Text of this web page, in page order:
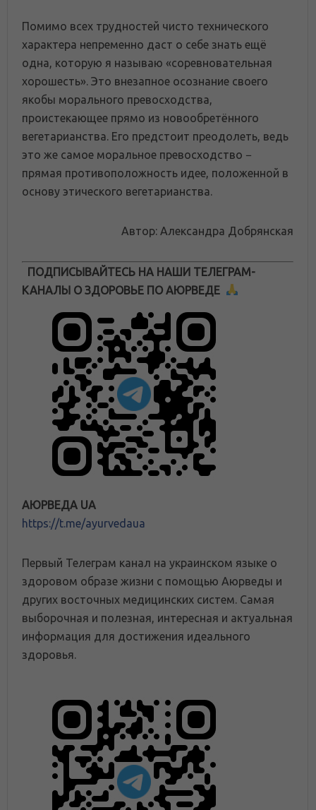
Помимо всех трудностей чисто технического
характера непременно даст о себе знать ещё
одна, которую я называю «соревновательная
хорошесть». Это внезапное осознание своего
якобы морального превосходства,
проистекающее прямо из новообретённого
вегетарианства. Его предстоит преодолеть, ведь
это же самое моральное превосходство −
прямая противоположность идее, положенной в
основу этического вегетарианства.
Автор: Александра Добрянская
ПОДПИСЫВАЙТЕСЬ НА НАШИ ТЕЛЕГРАМ-
КАНАЛЫ О ЗДОРОВЬЕ ПО АЮРВЕДЕ
АЮРВЕДА UA
https://t.me/ayurvedaua
Первый Телеграм канал на украинском языке о
здоровом образе жизни с помощью Аюрведы и
других восточных медицинских систем. Самая
выборочная и полезная, интересная и актуальная
информация для достижения идеального
здоровья.